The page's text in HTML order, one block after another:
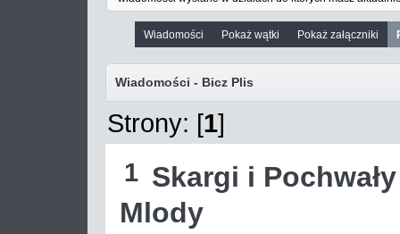
Wiadomości Pokaż wątki Pokaż załączniki
Wiadomości - Bicz Plis
Strony: [1]
1 Skargi i Pochwały
Mlody